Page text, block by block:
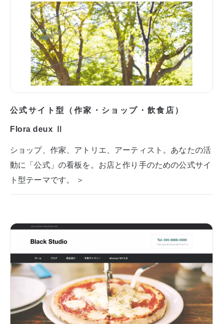
公式サイト型（作家・ショップ・飲食店）
Flora deux Ⅱ
ショップ、作家、アトリエ、アーティスト。あなたの活
動に「公式」の看板を。お店と作り手のための公式サイ
ト型テーマです。 ＞